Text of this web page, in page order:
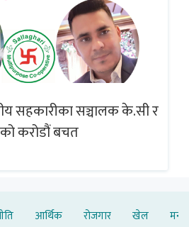
सञ्चालक के.सी र
बचत
आर्थिक रोजगार खेल